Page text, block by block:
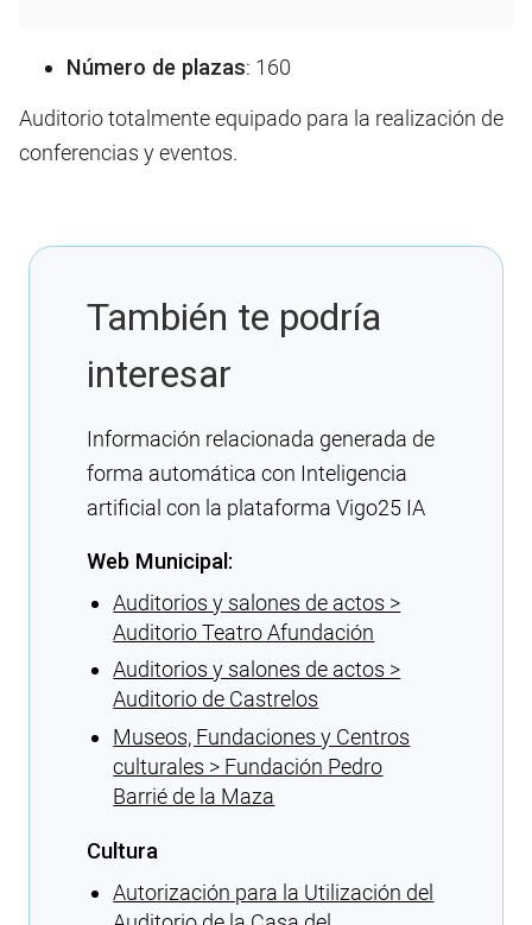
Número de plazas: 160
Auditorio totalmente equipado para la realización de
conferencias y eventos.
También te podría
interesar
Información relacionada generada de
forma automática con Inteligencia
artificial con la plataforma Vigo25 IA
Web Municipal:
Auditorios y salones de actos >
Auditorio Teatro Afundación
Auditorios y salones de actos >
Auditorio de Castrelos
Museos, Fundaciones y Centros
culturales > Fundación Pedro
Barrié de la Maza
Cultura
Autorización para la Utilización del